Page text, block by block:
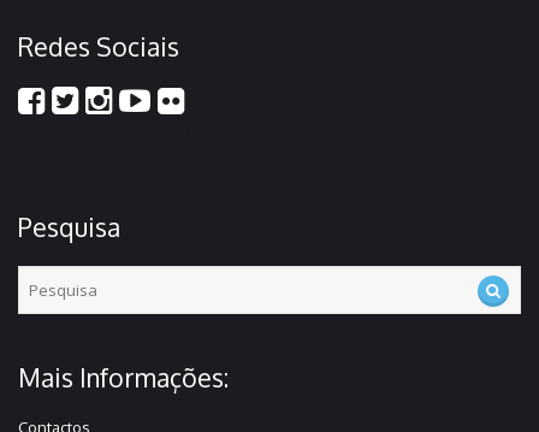
Redes Sociais
Pesquisa
Mais Informações:
Contactos